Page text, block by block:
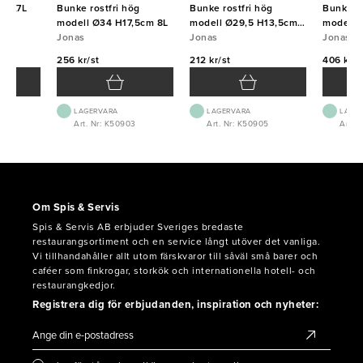
3,7L
Bunke rostfri hög
modell Ø34 H17,5cm 8L
Jonas
256 kr/st
LAGERVARA
Art. Nr: K50903
Bunke rostfri hög
modell Ø29,5 H13,5cm
5L
Jonas
212 kr/st
LAGERVARA
Art. Nr: K50905
Bunke
modell
Jonas
406 kr/
Art.
Om Spis & Servis
Spis & Servis AB erbjuder Sveriges bredaste
restaurangsortiment och en service långt utöver det vanliga.
Vi tillhandahåller allt utom färskvaror till såväl små barer och
caféer som finkrogar, storkök och internationella hotell- och
restaurangkedjor.
Registrera dig för erbjudanden, inspiration och nyheter: